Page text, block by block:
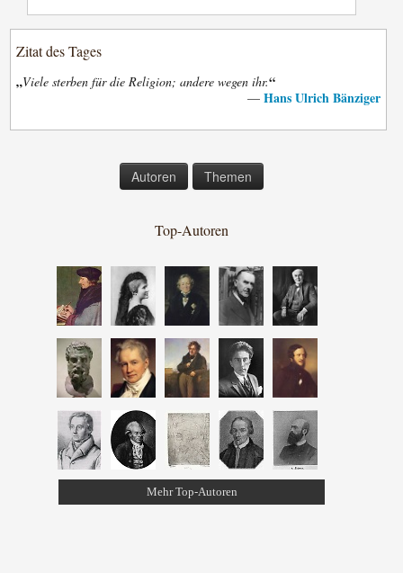
Zitat des Tages
„Viele sterben für die Religion; andere wegen ihr.“
— Hans Ulrich Bänziger
Autoren Themen
Top-Autoren
Mehr Top-Autoren